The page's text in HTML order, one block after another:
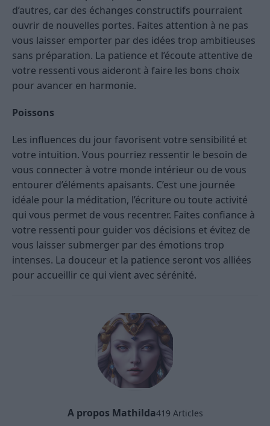
d’autres, car des échanges constructifs pourraient
ouvrir de nouvelles portes. Faites attention à ne pas
vous laisser emporter par des idées trop ambitieuses
sans préparation. La patience et l’écoute attentive de
votre ressenti vous aideront à faire les bons choix
pour avancer en harmonie.
Poissons
Les influences du jour favorisent votre sensibilité et
votre intuition. Vous pourriez ressentir le besoin de
vous connecter à votre monde intérieur ou de vous
entourer d’éléments apaisants. C’est une journée
idéale pour la méditation, l’écriture ou toute activité
qui vous permet de vous recentrer. Faites confiance à
votre ressenti pour guider vos décisions et évitez de
vous laisser submerger par des émotions trop
intenses. La douceur et la patience seront vos alliées
pour accueillir ce qui vient avec sérénité.
A propos Mathilda419 Articles